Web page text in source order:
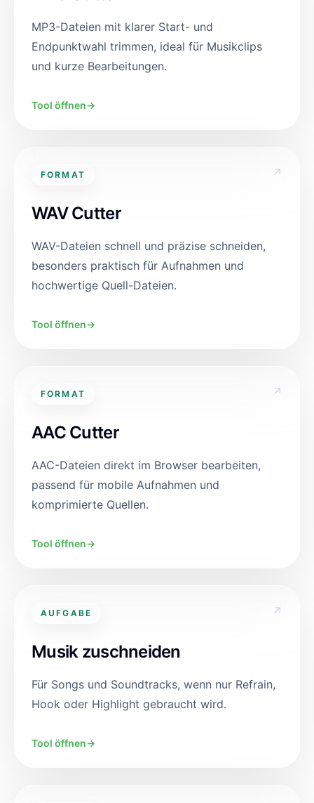
MP3-Dateien mit klarer Start- und
Endpunktwahl trimmen, ideal für Musikclips
und kurze Bearbeitungen.
Tool öffnen→
FORMAT ↗
WAV Cutter
WAV-Dateien schnell und präzise schneiden,
besonders praktisch für Aufnahmen und
hochwertige Quell-Dateien.
Tool öffnen→
FORMAT ↗
AAC Cutter
AAC-Dateien direkt im Browser bearbeiten,
passend für mobile Aufnahmen und
komprimierte Quellen.
Tool öffnen→
AUFGABE ↗
Musik zuschneiden
Für Songs und Soundtracks, wenn nur Refrain,
Hook oder Highlight gebraucht wird.
Tool öffnen→